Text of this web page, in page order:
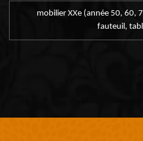
mobilier XXe (année 50, 60,
fauteuil,